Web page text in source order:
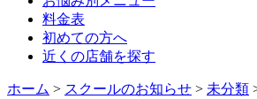
料金表
初めての方へ
近くの店舗を探す
ホーム > スクールのお知らせ > 未分類